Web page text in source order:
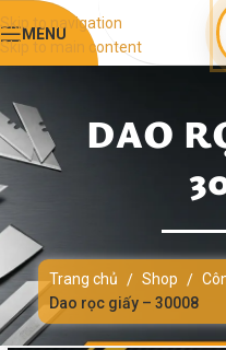
Skip to navigation
Skip to main content
MENU
DAO
Trang chủ / Shop /
Dao rọc giấy – 30008